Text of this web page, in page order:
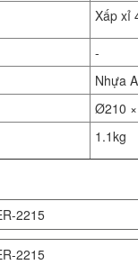
Xấp xỉ
-
Nhựa
Ø210
1.1kg